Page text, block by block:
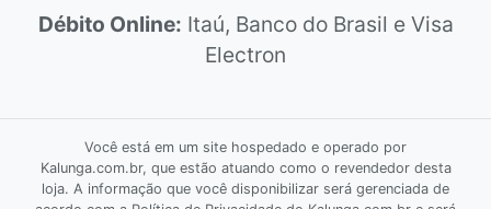
Débito Online: Itaú, Banco do Brasil e Visa
Electron
Você está em um site hospedado e operado por
Kalunga.com.br, que estão atuando como o revendedor desta
loja. A informação que você disponibilizar será gerenciada de